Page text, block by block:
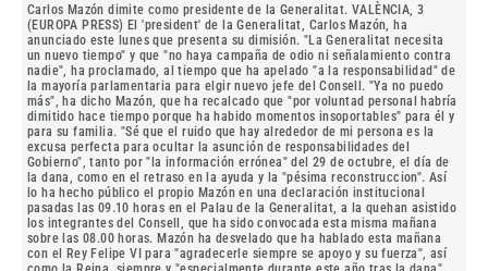
Carlos Mazón dimite como presidente de la Generalitat. VALÈNCIA, 3
(EUROPA PRESS) El 'president' de la Generalitat, Carlos Mazón, ha
anunciado este lunes que presenta su dimisión. "La Generalitat necesita
un nuevo tiempo" y que "no haya campaña de odio ni señalamiento contra
nadie", ha proclamado, al tiempo que ha apelado "a la responsabilidad" de
la mayoría parlamentaria para elgir nuevo jefe del Consell. "Ya no puedo
más", ha dicho Mazón, que ha recalcado que "por voluntad personal habría
dimitido hace tiempo porque ha habido momentos insoportables" para él y
para su familia. "Sé que el ruido que hay alrededor de mi persona es la
excusa perfecta para ocultar la asunción de responsabilidades del
Gobierno", tanto por "la información errónea" del 29 de octubre, el día de
la dana, como en el retraso en la ayuda y la "pésima reconstruccion". Así
lo ha hecho público el propio Mazón en una declaración institucional
pasadas las 09.10 horas en el Palau de la Generalitat, a la quehan asistido
los integrantes del Consell, que ha sido convocada esta misma mañana
sobre las 08.00 horas. Mazón ha desvelado que ha hablado esta mañana
con el Rey Felipe VI para "agradecerle siempre se apoyo y su fuerza", así